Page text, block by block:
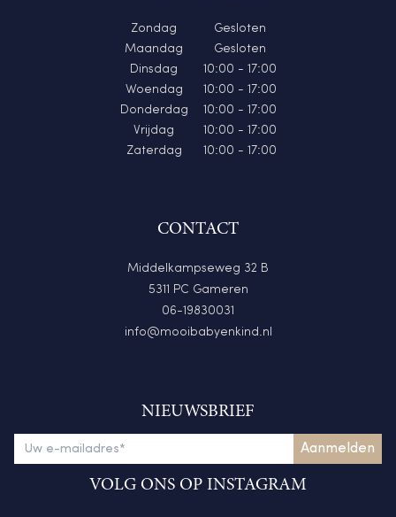
Zondag
Gesloten
Maandag
Gesloten
Dinsdag
10:00 - 17:00
Woendag
10:00 - 17:00
Donderdag
10:00 - 17:00
Vrijdag
10:00 - 17:00
Zaterdag
10:00 - 17:00
CONTACT
Middelkampseweg 32 B
5311 PC Gameren
06-19830031
info@mooibabyenkind.nl
NIEUWSBRIEF
VOLG ONS OP INSTAGRAM